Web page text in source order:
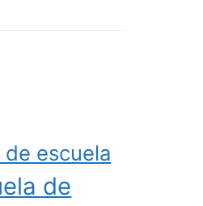
escuela
de